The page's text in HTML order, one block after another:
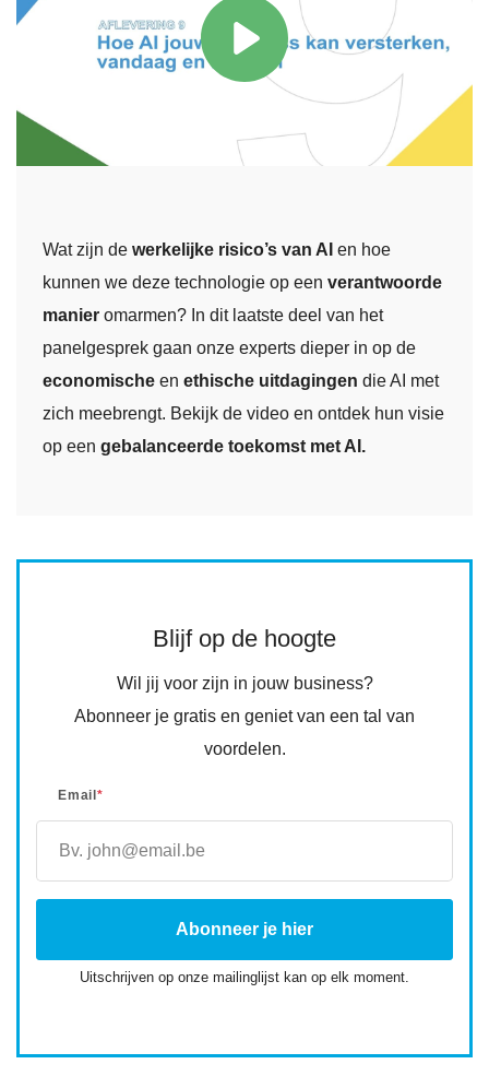
Wat zijn de werkelijke risico’s van AI en hoe
kunnen we deze technologie op een verantwoorde
manier omarmen? In dit laatste deel van het
panelgesprek gaan onze experts dieper in op de
economische en ethische uitdagingen die AI met
zich meebrengt. Bekijk de video en ontdek hun visie
op een gebalanceerde toekomst met AI.
Blijf op de hoogte
Wil jij voor zijn in jouw business?
Abonneer je gratis en geniet van een tal van
voordelen.
Email*
Uitschrijven op onze mailinglijst kan op elk moment.